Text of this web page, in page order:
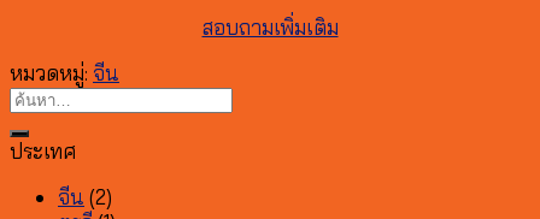
สอบถามเพิ่มเติม
หมวดหมู่: จีน
ประเทศ
จีน (2)